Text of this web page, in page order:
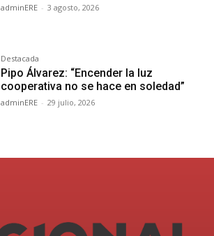
adminERE - 3 agosto, 2026
Destacada
Pipo Álvarez: “Encender la luz
cooperativa no se hace en soledad”
adminERE - 29 julio, 2026